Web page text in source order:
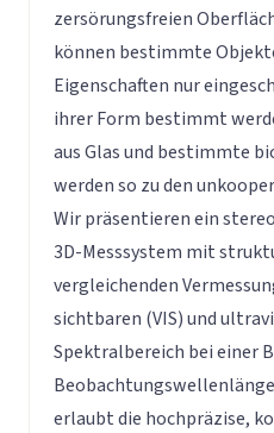
zersörungsfreien
können bestimmte
Eigenschaften nur
ihrer Form bestimmt
aus Glas und bestimmte
werden so zu den
Wir präsentieren ein
3D-Messsystem mit
vergleichenden
sichtbaren (VIS) und
Spektralbereich bei einer
erlaubt die hochpräzise,